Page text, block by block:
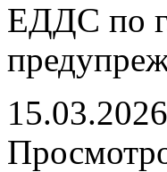
ЕДДС по
15.03.2026